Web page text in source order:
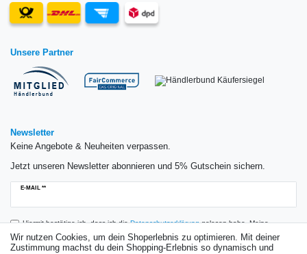
Unsere Partner
Newsletter
Keine Angebote & Neuheiten verpassen.
Jetzt unseren Newsletter abonnieren und 5% Gutschein sichern.
E-MAIL **
Newsletter
Hiermit bestätige ich, dass ich dieDaten­schutz­erklärunggelesen habe. Meine
Einwilligung kann ich jederzeit widerrufen.**
Wir nutzen Cookies, um dein Shoperlebnis zu optimieren. Mit deiner
Zustimmung machst du dein Shopping-Erlebnis so dynamisch und